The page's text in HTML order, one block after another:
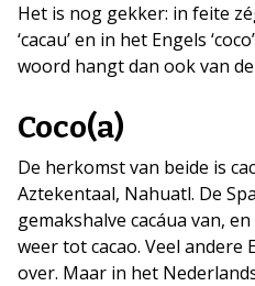
Het is nog gekker: in feite
‘cacau’ en in het Engels
woord hangt dan ook van
Coco(a)
De herkomst van beide is
Aztekentaal, Nahuatl. De
gemakshalve cacáua van,
weer tot cacao. Veel andere
over. Maar in het